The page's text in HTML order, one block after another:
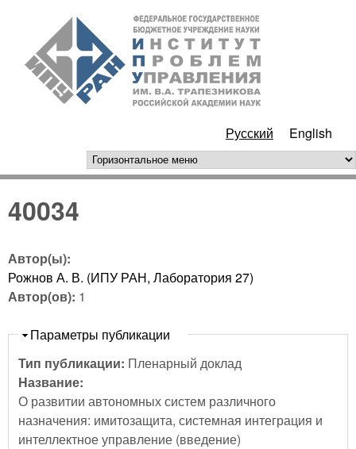
Перейти к основному
содержанию
РАН
Русский English
горизонтальное меню
40034
Автор(ы):
Рожнов А. В. (ИПУ РАН, Лаборатория 27)
Автор(ов): 1
Скрыть
Параметры публикации
Тип публикации: Пленарный доклад
Название:
О развитии автономных систем различного
назначения: имитозащита, системная интеграция и
интеллектное управление (введение)